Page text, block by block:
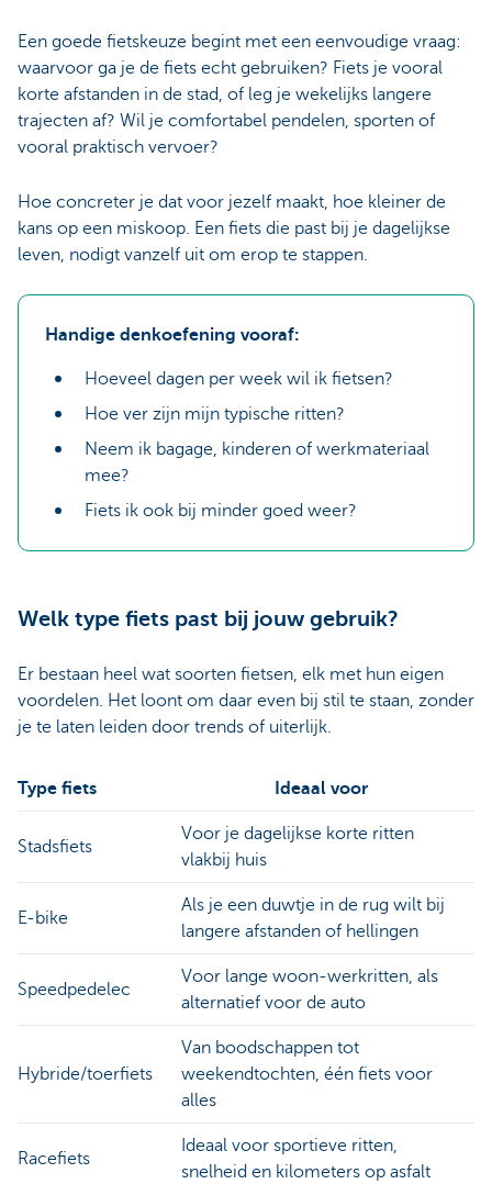
Een goede fietskeuze begint met een eenvoudige vraag:
waarvoor ga je de fiets echt gebruiken? Fiets je vooral
korte afstanden in de stad, of leg je wekelijks langere
trajecten af? Wil je comfortabel pendelen, sporten of
vooral praktisch vervoer?
Hoe concreter je dat voor jezelf maakt, hoe kleiner de
kans op een miskoop. Een fiets die past bij je dagelijkse
leven, nodigt vanzelf uit om erop te stappen.
Handige denkoefening vooraf:
Hoeveel dagen per week wil ik fietsen?
Hoe ver zijn mijn typische ritten?
Neem ik bagage, kinderen of werkmateriaal
mee?
Fiets ik ook bij minder goed weer?
Welk type fiets past bij jouw gebruik?
Er bestaan heel wat soorten fietsen, elk met hun eigen
voordelen. Het loont om daar even bij stil te staan, zonder
je te laten leiden door trends of uiterlijk.
Type fiets Ideaal voor
Stadsfiets
Voor je dagelijkse korte ritten
vlakbij huis
E-bike
Als je een duwtje in de rug wilt bij
langere afstanden of hellingen
Speedpedelec
Voor lange woon-werkritten, als
alternatief voor de auto
Hybride/toerfiets
Van boodschappen tot
weekendtochten, één fiets voor
alles
Racefiets
Ideaal voor sportieve ritten,
snelheid en kilometers op asfalt